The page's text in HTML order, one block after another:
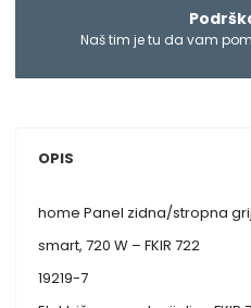
Naš tim je tu da vam
OPIS
home Panel zidna/stropna
smart, 720 W – FKIR 722
19219-7